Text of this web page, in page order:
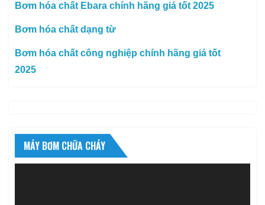
Bơm hóa chất Ebara chính hãng giá tốt 2025
Bơm hóa chất dạng từ
Bơm hóa chất công nghiệp chính hãng giá tốt
2025
MÁY BƠM CHỮA CHÁY